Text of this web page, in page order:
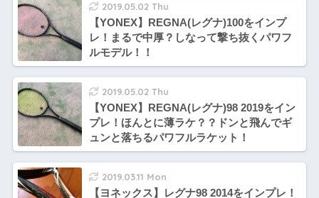
2019.05.02 Thu
【YONEX】REGNA(レグナ)100をインプ
レ！まるで中厚？しなって撃ち抜くパワフ
ルモデル！！
2019.05.02 Thu
【YONEX】REGNA(レグナ)98 2019をイン
プレ！ほんとに薄ラケ？？ドンと飛んでギ
ュンと落ちるパワフルラケット！
2019.03.11 Mon
【ヨネックス】レグナ98 2014をインプレ！